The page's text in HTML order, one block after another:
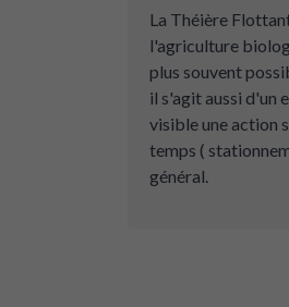
La Théière
l'agriculture
plus souvent
il s'agit aussi d'un
visible une action
temps (
général.